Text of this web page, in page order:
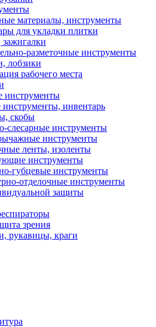
материалы, инструменты
для укладки плитки
зажигалки
разметочные инструменты
лобзики
рабочего места
инструменты
инвентарь
скобы
слесарные инструменты
инструменты
ленты, изоленты
инструменты
губцевые инструменты
отделочные инструменты
защиты
зрения
рукавицы, краги